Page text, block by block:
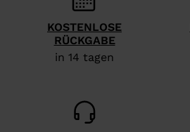
KOSTENLOSE
RÜCKGABE
in 14 tagen